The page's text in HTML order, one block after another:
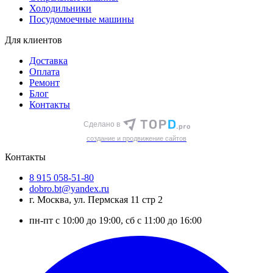
Холодильники
Посудомоечные машины
Для клиентов
Доставка
Оплата
Ремонт
Блог
Контакты
Сделано в
cоздание и продвижение сайтов
Контакты
8 915 058-51-80
dobro.bt@yandex.ru
г. Москва, ул. Пермская 11 стр 2
пн-пт с 10:00 до 19:00, сб с 11:00 до 16:00